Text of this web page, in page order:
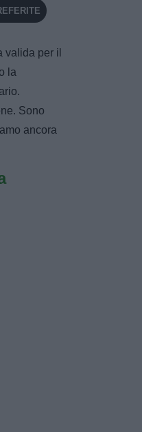
valida per il
la
Sono
ancora